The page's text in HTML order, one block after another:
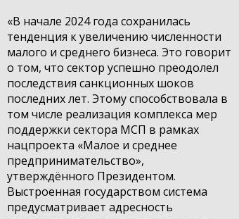
«В начале 2024 года сохранилась
тенденция к увеличению численности
малого и среднего бизнеса. Это говорит
о том, что сектор успешно преодолел
последствия санкционных шоков
последних лет. Этому способствовала в
том числе реализация комплекса мер
поддержки сектора МСП в рамках
нацпроекта «Малое и среднее
предпринимательство»,
утверждённого Президентом.
Выстроенная государством система
предусматривает адресность